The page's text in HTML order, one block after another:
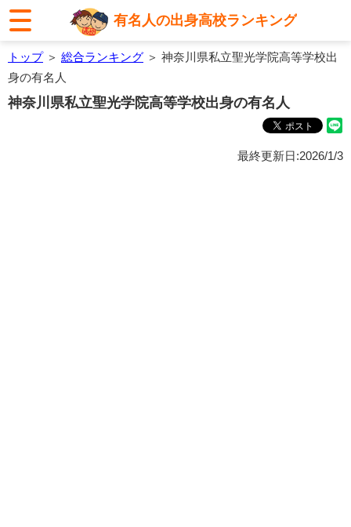
有名人の出身高校ランキング
トップ＞ 総合ランキング ＞ 神奈川県私立聖光学院高等学校出
身の有名人
神奈川県私立聖光学院高等学校出身の有名人
最終更新日:2026/1/3